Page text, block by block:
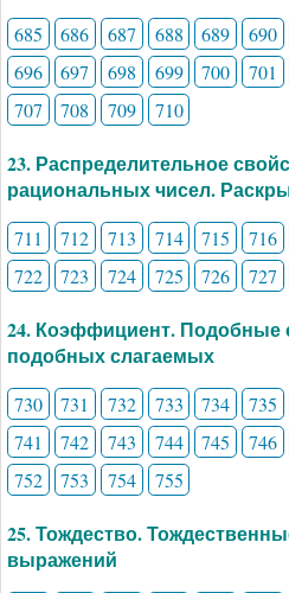
685 686 687 688 689 690
696
697 698 699 700 701
707
708 709 710
23. Распределительное
рациональных чисел.
711 712 713 714 715 716
722
723 724 725 726 727
24. Коэффициент. Подобные
подобных слагаемых
730 731 732 733 734 735
741
742 743 744 745 746
752
753 754 755
25. Тождество.
выражений